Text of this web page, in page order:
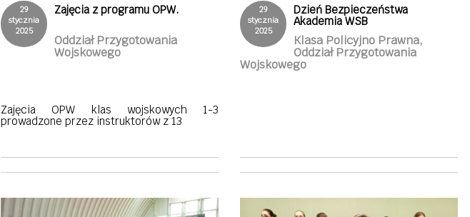
29
stycznia
2025
Zajęcia z programu OPW.
Oddział Przygotowania
Wojskowego
Zajęcia OPW klas wojskowych 1-3
prowadzone przez instruktorów z 13
29
stycznia
2025
Dzień Bezpieczeństwa
Akademia WSB
Klasa Policyjno Prawna,
Oddział Przygotowania
Wojskowego